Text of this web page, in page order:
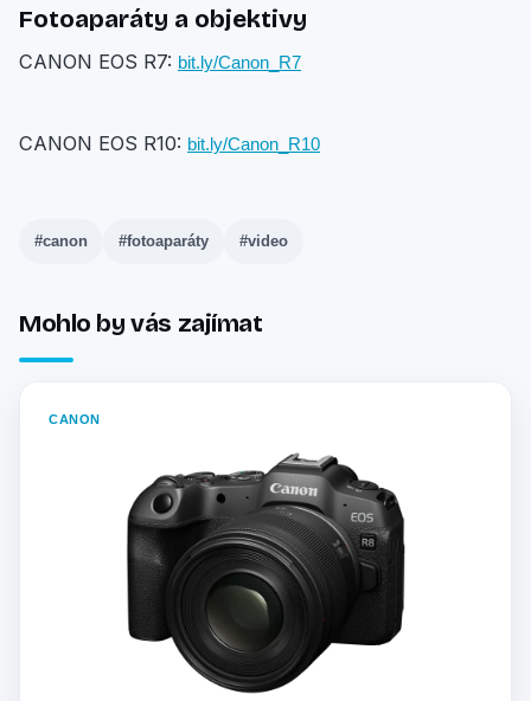
Fotoaparáty a objektivy
CANON EOS R7: bit.ly/Canon_R7
CANON EOS R10: bit.ly/Canon_R10
#canon #fotoaparáty #video
Mohlo by vás zajímat
CANON